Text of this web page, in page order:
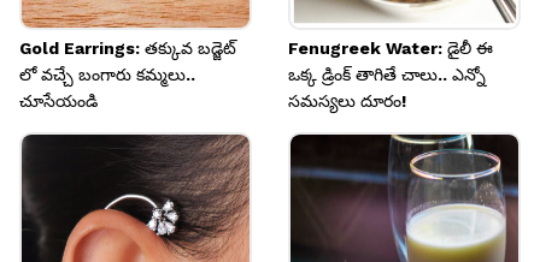
Gold Earrings: తక్కువ బడ్జెట్
లో వచ్చే బంగారు కమ్మలు..
చూసేయండి
Fenugreek Water: డైలీ ఈ
ఒక్క డ్రింక్ తాగితే చాలు.. ఎన్నో
సమస్యలు దూరం!